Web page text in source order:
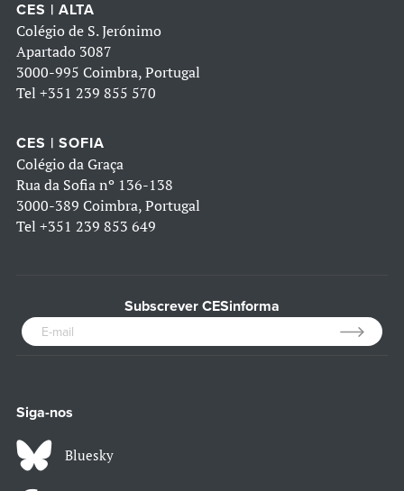
CES | ALTA
Colégio de S. Jerónimo
Apartado 3087
3000-995 Coimbra, Portugal
Tel +351 239 855 570
CES | SOFIA
Colégio da Graça
Rua da Sofia nº 136-138
3000-389 Coimbra, Portugal
Tel +351 239 853 649
Subscrever CESinforma
Siga-nos
Bluesky